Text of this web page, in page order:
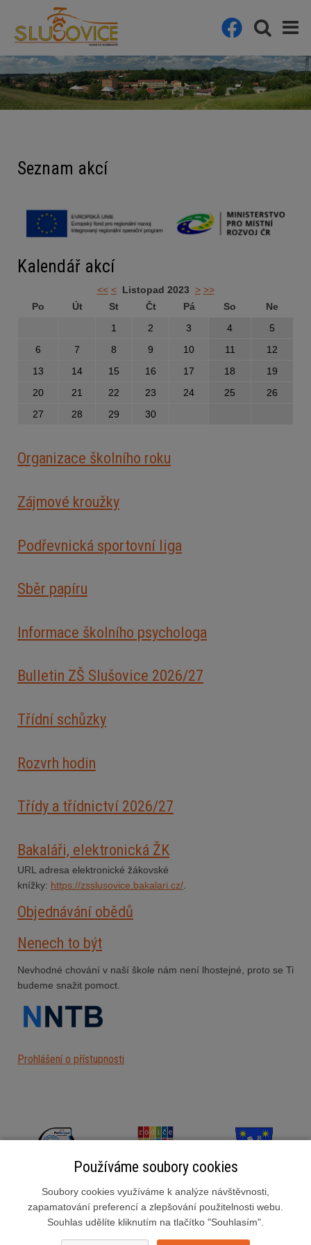
Seznam akcí
Kalendář akcí
<< < Listopad 2023 > >>
Po
Út St Čt Pá So
Ne
1
2 3 4
5
6
7 8 9 10 11
12
13
14 15 16 17 18
19
20
21 22 23 24 25
26
27
28 29 30
Organizace školního roku
Zájmové kroužky
Podřevnická sportovní liga
Sběr papíru
Informace školního psychologa
Bulletin ZŠ Slušovice 2026/27
Třídní schůzky
Rozvrh hodin
Třídy a třídnictví 2026/27
Bakaláři, elektronická ŽK
URL adresa elektronické žákovské
knížky: https://zsslusovice.bakalari.cz/
Objednávání obědů
Nenech to být
Nevhodné chování v naší škole nám není lhostejné, proto se Ti
budeme snažit pomoct.
Prohlášení o přístupnosti
Používáme soubory cookies
Soubory cookies využíváme k analýze návštěvnosti,
zapamatování preferencí a zlepšování použitelnosti webu.
Souhlas udělíte kliknutím na tlačítko "Souhlasím".